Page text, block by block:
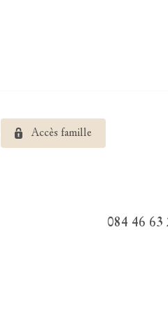
084 46 63
Accès famille